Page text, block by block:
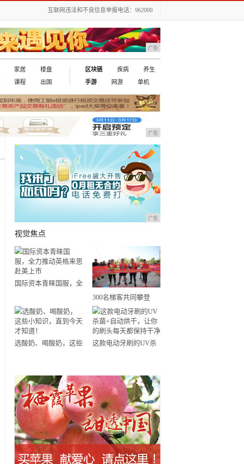
互联网违法和不良信息举报电话：962000
广告
家居
楼盘
课程 出国
区块链 疾病
养生
手游
网游 单机
广告
广告
视觉焦点
国际资本青睐国服，全
市
300名梯客共同攀登
2019国际垂直马拉松超
级精英赛顺德海骏达中
心站欢乐开跑
选酸奶、喝酸奶，这些
这款电动牙刷的UV杀